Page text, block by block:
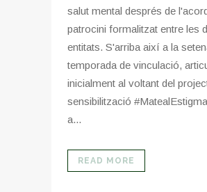
salut mental després de
patrocini formalitzat entre les
entitats. S'arriba així a la
temporada de vinculació,
inicialment al voltant del
sensibilització
a...
READ MORE